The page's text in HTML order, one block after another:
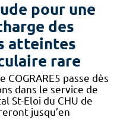
pour une
des
atteintes
rare
passe dès
dans le service de
St-Eloi du CHU de
jusqu’en